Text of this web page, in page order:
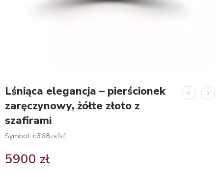
Lśniąca elegancja – pierścionek
zaręczynowy, żółte złoto z
szafirami
Symbol: n368zsfsf
5900 zł